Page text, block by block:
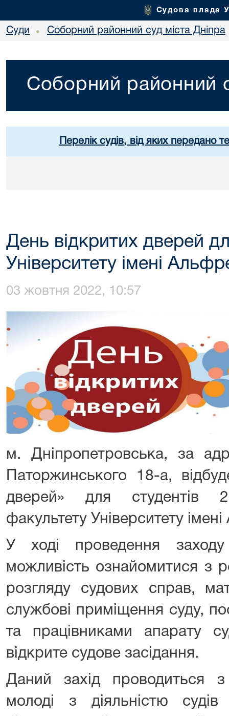
Судова влада
Суди • Соборний районний суд міста Дніпра
Соборний районний
Перелік судів, від яких передано
День відкритих дверей
Університету імені
03 жовтня 2022, 10:57
м. Дніпропетровська, за
Паторжинського 18-а,
дверей» для студентів
факультету Університету
У ході проведення
можливість ознайомитися з
розгляду судових справ,
службові приміщення суду,
та працівниками апарату
відкрите судове засідання.
Даний захід проводиться
молоді з діяльністю судів